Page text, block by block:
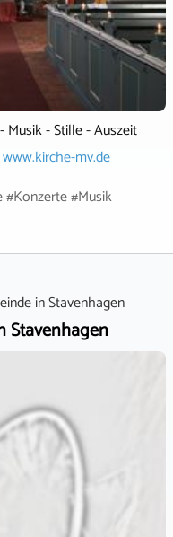
Musik - Stille - Auszeit
www.kirche-mv.de
#Musik
inStavenhagen
Stavenhagen